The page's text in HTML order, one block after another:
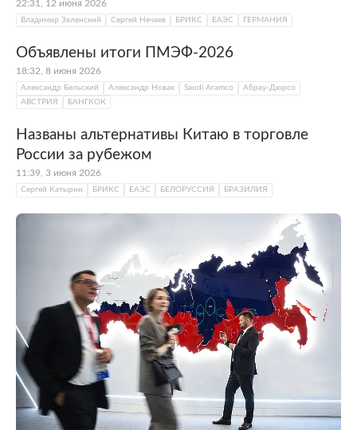
22:31, 12 июня 2026
Владимир Зеленский Сергей Нечаев БРИКС ЕАЭС ГЕРМАНИЯ
Объявлены итоги ПМЭФ-2026
18:32, 8 июня 2026
Александр Бельский Александр Новак Saudi Aramco
Абрау-Дюрсо
АВСТРИЯ
БАНГКОК
Названы альтернативы Китаю в торговле
России за рубежом
11:39, 3 июня 2026
Сергей Катырин БРИКС ЕАЭС БЕЛОРУССИЯ БРАЗИЛИЯ